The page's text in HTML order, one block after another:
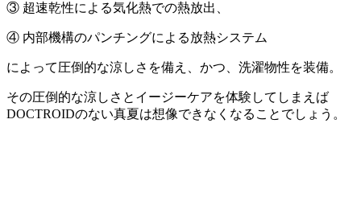
③ 超速乾性による気化熱での熱放出、
④ 内部機構のパンチングによる放熱システム
によって圧倒的な涼しさを備え、かつ、洗濯物性を装備。
その圧倒的な涼しさとイージーケアを体験してしまえば
DOCTROIDのない真夏は想像できなくなることでしょう。